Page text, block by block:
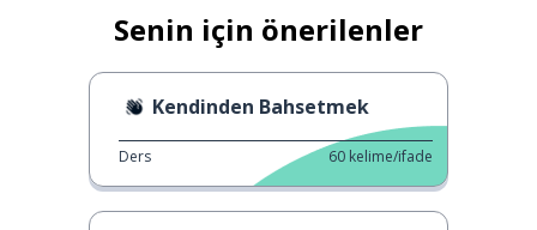
Senin için önerilenler
Kendinden Bahsetmek
Ders 60 kelime/ifade